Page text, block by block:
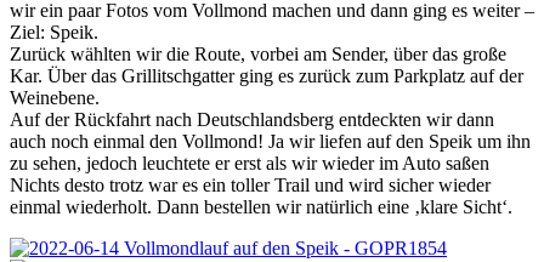
wir ein paar Fotos vom Vollmond machen und dann ging es weiter –
Ziel: Speik.
Zurück wählten wir die Route, vorbei am Sender, über das große
Kar. Über das Grillitschgatter ging es zurück zum Parkplatz auf der
Weinebene.
Auf der Rückfahrt nach Deutschlandsberg entdeckten wir dann
auch noch einmal den Vollmond! Ja wir liefen auf den Speik um ihn
zu sehen, jedoch leuchtete er erst als wir wieder im Auto saßen
Nichts desto trotz war es ein toller Trail und wird sicher wieder
einmal wiederholt. Dann bestellen wir natürlich eine ‚klare Sicht‘.